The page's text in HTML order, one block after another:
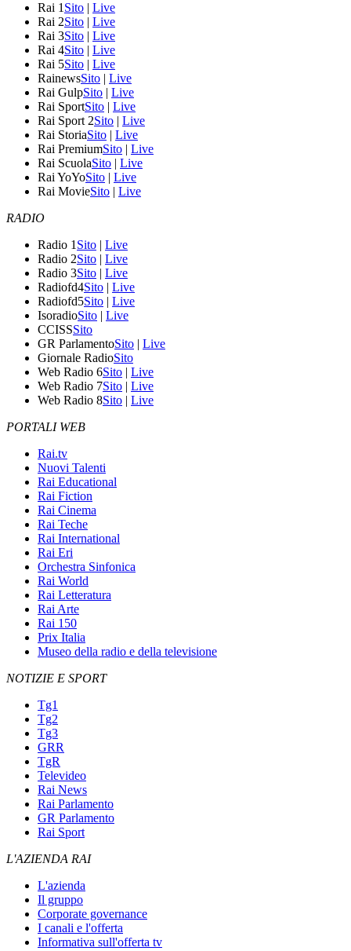
Rai 1 Sito | Live
Rai 2Sito | Live
Rai 3Sito | Live
Rai 4Sito | Live
Rai 5Sito | Live
RainewsSito | Live
Rai GulpSito | Live
Rai SportSito | Live
Rai Sport 2Sito | Live
Rai StoriaSito | Live
Rai PremiumSito | Live
Rai ScuolaSito | Live
Rai YoYoSito | Live
Rai MovieSito | Live
RADIO
Radio 1 Sito | Live
Radio 2Sito | Live
Radio 3Sito | Live
Radiofd4Sito | Live
Radiofd5Sito | Live
IsoradioSito | Live
CCISSSito
GR ParlamentoSito | Live
Giornale RadioSito
Web Radio 6Sito | Live
Web Radio 7Sito | Live
Web Radio 8Sito | Live
PORTALI WEB
Rai.tv
Nuovi Talenti
Rai Educational
Rai Fiction
Rai Cinema
Rai Teche
Rai International
Rai Eri
Orchestra Sinfonica
Rai World
Rai Letteratura
Rai Arte
Rai 150
Prix Italia
Museo della radio e della televisione
NOTIZIE E SPORT
Tg1
Tg2
Tg3
GRR
TgR
Televideo
Rai News
Rai Parlamento
GR Parlamento
Rai Sport
L'AZIENDA RAI
L'azienda
Il gruppo
Corporate governance
I canali e l'offerta
Informativa sull'offerta tv